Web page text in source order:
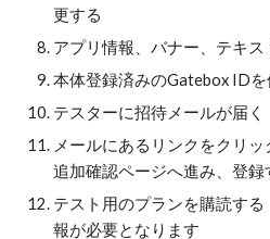
更する
アプリ情報、バナー、テキ
本体登録済みのGatebox ID
テスターに招待メールが届く
メールにあるリンクをクリ
追加確認ページへ進み、登録
テスト用のプランを購読す
報が必要となります